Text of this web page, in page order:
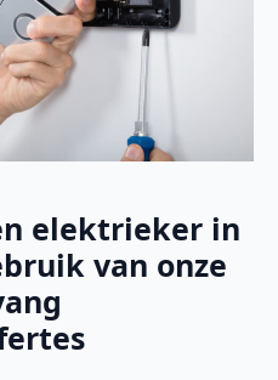
elektrieker in
van onze